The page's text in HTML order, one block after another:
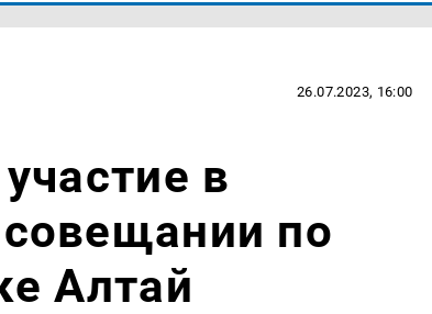
26.07.2023, 16:00
в
по
Алтай